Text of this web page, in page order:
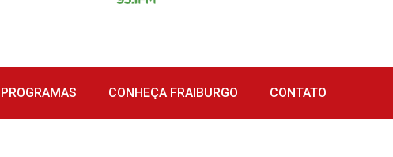
PROGRAMAS CONHEÇA FRAIBURGO CONTATO